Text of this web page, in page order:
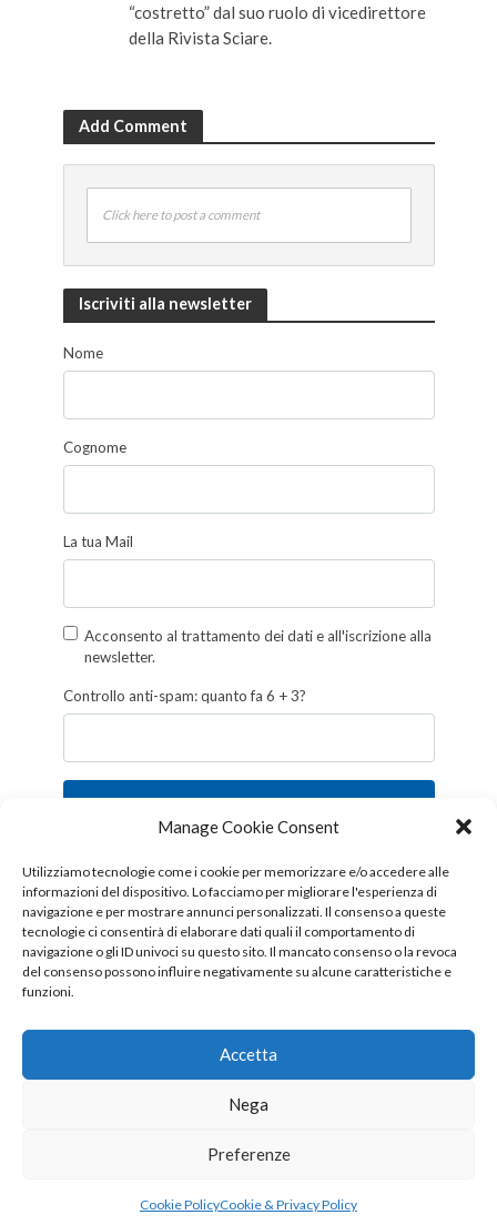
Manage Cookie Consent
Utilizziamo tecnologie come i cookie per memorizzare e/o accedere alle
informazioni del dispositivo. Lo facciamo per migliorare l'esperienza di
navigazione e per mostrare annunci personalizzati. Il consenso a queste
tecnologie ci consentirà di elaborare dati quali il comportamento di
navigazione o gli ID univoci su questo sito. Il mancato consenso o la revoca
del consenso possono influire negativamente su alcune caratteristiche e
funzioni.
Accetta
Nega
Preferenze
Cookie PolicyCookie & Privacy Policy
“costretto” dal suo ruolo di vicedirettore
della Rivista Sciare.
Add Comment
Click here to post a comment
Iscriviti alla newsletter
Nome
Cognome
La tua Mail
Acconsento al trattamento dei dati e all'iscrizione alla
newsletter.
Controllo anti-spam: quanto fa 6 + 3?
Follow us!
COOKIE & PRIVACY POLICY